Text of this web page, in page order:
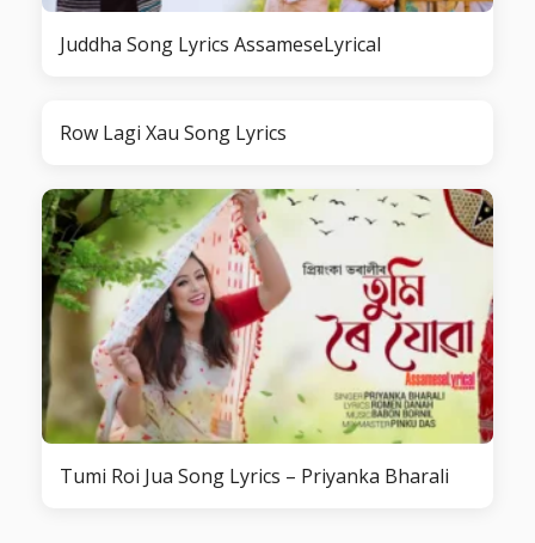
Juddha Song Lyrics AssameseLyrical
Row Lagi Xau Song Lyrics
Tumi Roi Jua Song Lyrics – Priyanka Bharali